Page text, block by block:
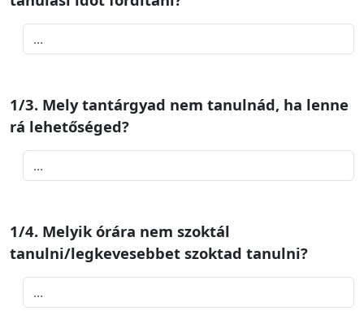
1/3. Mely tantárgyad nem tanulnád, ha lenne
rá lehetőséged?
1/4. Melyik órára nem szoktál
tanulni/legkevesebbet szoktad tanulni?